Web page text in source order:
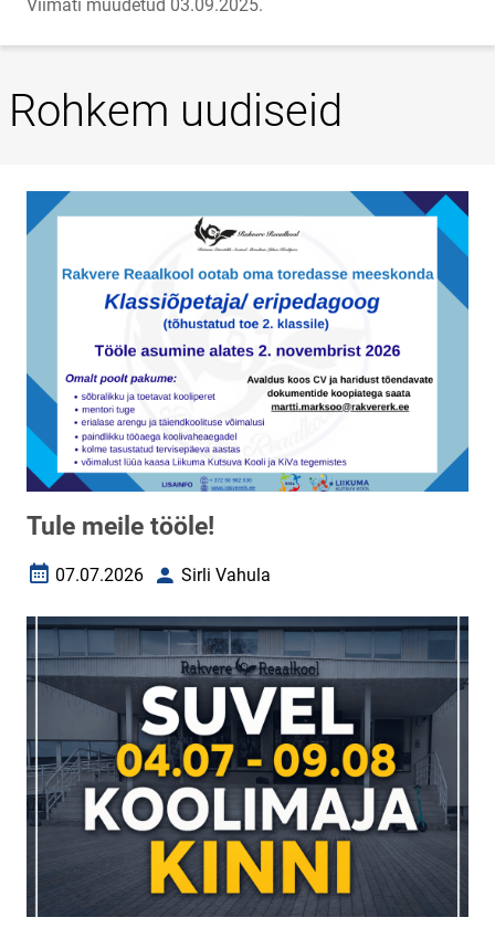
Viimati muudetud 03.09.2025.
Rohkem uudiseid
Tule meile tööle!
Loomise kuupäev
07.07.2026 AutorSirli Vahula